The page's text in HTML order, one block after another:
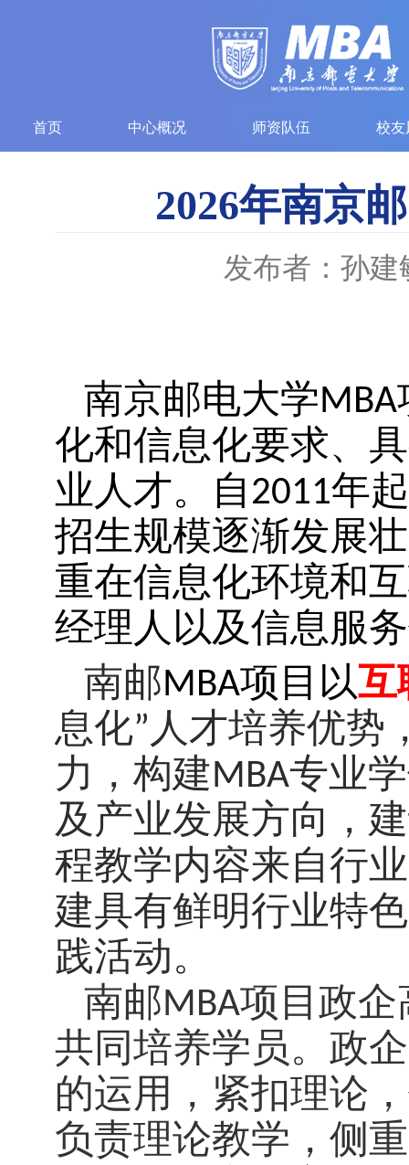
首页 中心概况 师资队伍 校友
2026年南京
发布者：孙建
南京邮电大学MBA
化和信息化要求、
业人才。自 2011年
招生规模逐渐发展
重在信息化环境和
经理人以及信息服
南邮MBA项目以互
息化”人才培养优势
力，构建MBA专业
及产业发展方向，
程教学内容来自行
建具有鲜明行业特
践活动。
南邮MBA项目政企
共同培养学员。政
的运用，紧扣理论
负责理论教学，侧